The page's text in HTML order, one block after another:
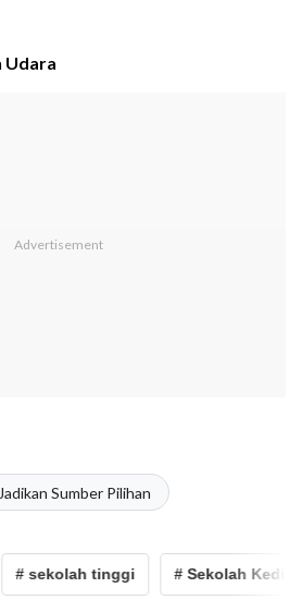
Udara
Jadikan Sumber Pilihan
# sekolah tinggi # Sekolah